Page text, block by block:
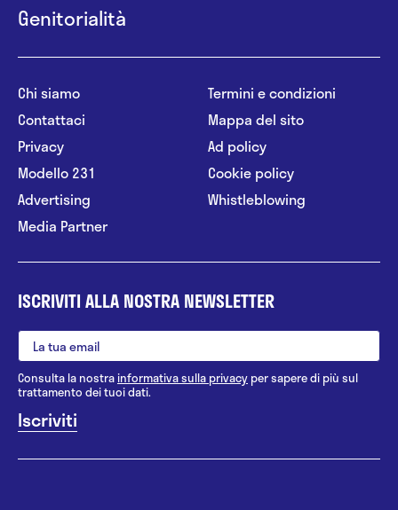
Genitorialità
Chi siamo
Contattaci
Privacy
Modello 231
Advertising
Media Partner
Termini e condizioni
Mappa del sito
Ad policy
Cookie policy
Whistleblowing
ISCRIVITI ALLA NOSTRA NEWSLETTER
Consulta la nostrainformativa sulla privacy per sapere di più sul
trattamento dei tuoi dati.